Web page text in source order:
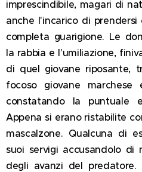
imprescindibile, magari di
anche l'incarico di
completa guarigione. Le
la rabbia e l'umiliazione,
di quel giovane riposante,
focoso giovane
constatando la puntuale
Appena si erano ristabilite
mascalzone. Qualcuna di
suoi servigi accusandolo di
degli avanzi del